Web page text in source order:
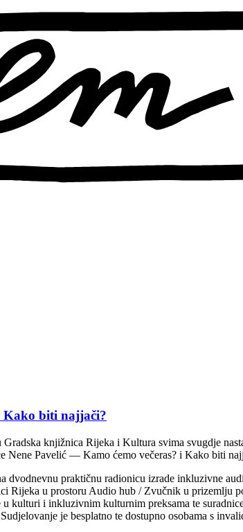
Kako biti najjači?
knjižnica Rijeka i Kultura svima svugdje
Nene Pavelić — Kamo ćemo večeras? i Kako biti
dvodnevnu praktičnu radionicu izrade inkluzivne
Rijeka u prostoru Audio hub / Zvučnik u prizemlju
kulturi i inkluzivnim kulturnim preksama te
je besplatno te dostupno osobama s